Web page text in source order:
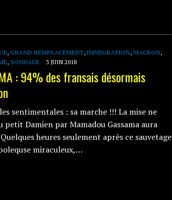
, GRAND REMPLACEMENT, IMMIGRATION, MACRON,
, SONDAGE 3 JUIN 2018
: 94% des fransais désormais
sentimentales : sa marche !!! La mise ne
petit Damien par Mamadou Gassama aura
heures seulement après ce sauvetage
miraculeux,…